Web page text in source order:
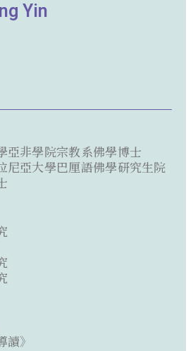
Yin
亞非學院宗教系佛學博士
尼亞大學巴厘語佛學研究生院
讀》